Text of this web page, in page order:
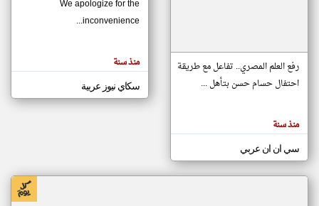
مصادر الأخبار من موريتانيا
اخبار موريتانيا على مدار الساعة
أهم اخبار موريتانيا العاجلة والمباشرة
المقالات
الموجوده
هنا عن
رفع العلم المصري.. تفاعل مع طريقة
احتفال حسام حسن بتأهل ...
منذ سنة
سي ان ان عربي
We apologize for the
inconvenience...
منذ سنة
سكاي نيوز عربية
klyoum.com